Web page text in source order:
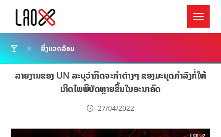
ສິ່ງແວດລ້ອມ
ລາຍງານຂອງ UN ລະບຸວ່າກິດຈະກໍາຕ່າງໆ ຂອງມະນຸດກໍາລັງກໍ່ໃຫ້
ເກີດໄພພິບັດຫຼາຍຂຶ້ນໃນອະນາຄົດ
27/04/2022